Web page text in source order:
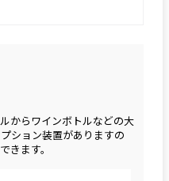
からワインボトルなどの大
ション装置がありますの
きます。